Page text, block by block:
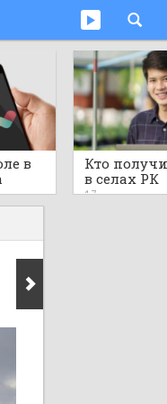
в
к
Кто
в селах РК
17 часов назад